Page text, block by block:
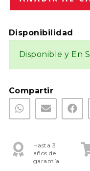
Disponibilidad
Disponible y En
Compartir
Hasta 3
años de
garantía